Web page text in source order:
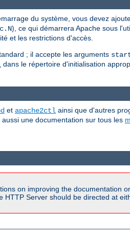
du système, vous devez
), ce qui démarrera Apache sous
et les restrictions d'accès.
; il accepte les arguments
dans le répertoire d'initialisation
et apache2ctl ainsi que d'autres
aussi une documentation sur tous les
on improving the documentation
Server should be directed at